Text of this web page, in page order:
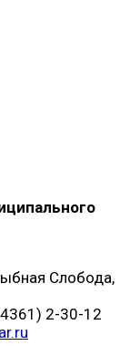
Слобода,
2-30-12